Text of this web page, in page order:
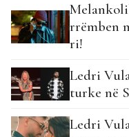
rrëmben
ri!
Ledri
turke në
Ledri